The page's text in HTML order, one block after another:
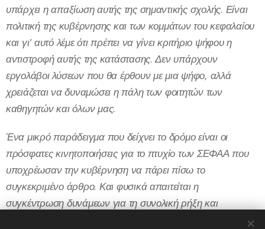
υπάρχει η απαξίωση αυτής της σημαντικής σχολής. Είναι
πολιτική της κυβέρνησης και των κομμάτων του κεφαλαίου
και γι' αυτό λέμε ότι πρέπει να γίνει κριτήριο ψήφου η
αντιστροφή αυτής της κατάστασης. Δεν υπάρχουν
εργολάβοι λύσεων που θα έρθουν με μια ψήφο, αλλά
χρειάζεται να δυναμώσει η πάλη των φοιτητών των
καθηγητών και όλων μας.
Ένα μικρό παράδειγμα που δείχνει το δρόμο είναι οι
πρόσφατες κινητοποιήσεις για το πτυχίο των ΣΕΦΑΑ που
υποχρέωσαν την κυβέρνηση να πάρει πίσω το
συγκεκριμένο άρθρο. Και φυσικά απαιτείται η
συγκέντρωση δυνάμεων για τη συνολική ρήξη και